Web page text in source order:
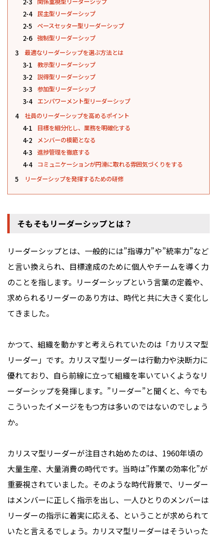
2-3
2-4 民主型リーダーシップ
2-5 ペースセッター型リーダーシップ
2-6 強制型リーダーシップ
3 最適なリーダーシップを選ぶ方法とは
3-1 教示型リーダーシップ
3-2 説得型リーダーシップ
3-3 参加型リーダーシップ
3-4 エンパワーメント型リーダーシップ
4 社員のリーダーシップを高めるポイント
4-1 目標を細分化し、業務を明確化する
4-2 メンバーの模範となる
4-3 進捗管理を徹底する
4-4 コミュニケーションが円滑に取れる雰囲気づくりをする
5 リーダーシップを発揮するための研修
そもそもリーダーシップとは？
リーダーシップとは、一般的には”指導力”や”統率力”など
と言い換えられ、目標達成のために個人やチームを導く力
のことを指します。リーダーシップという言葉の定義や、
求められるリーダーのあり方は、時代と共に大きく変化し
てきました。
かつて、組織を動かすと考えられていたのは「カリスマ型
リーダー」です。カリスマ型リーダーは行動力や決断力に
優れており、自ら前線に立って組織を率いていくようなリ
ーダーシップを発揮します。”リーダー”と聞くと、今でも
こういったイメージをもつ方は多いのではないのでしょう
か。
カリスマ型リーダーが注目され始めたのは、1960年頃の
大量生産、大量消費の時代です。当時は”作業の効率化”が
重要視されていました。そのような時代背景で、リーダー
はメンバーに正しく指示を出し、一人ひとりのメンバーは
リーダーの指示に着実に応える、ということが求められて
いたと言えるでしょう。カリスマ型リーダーはそういった